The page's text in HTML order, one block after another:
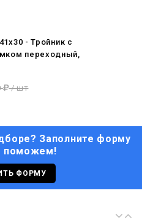
- Тройник c
переходный,
/ шт
Заполните форму
поможем!
ФОРМУ
Память, которая с